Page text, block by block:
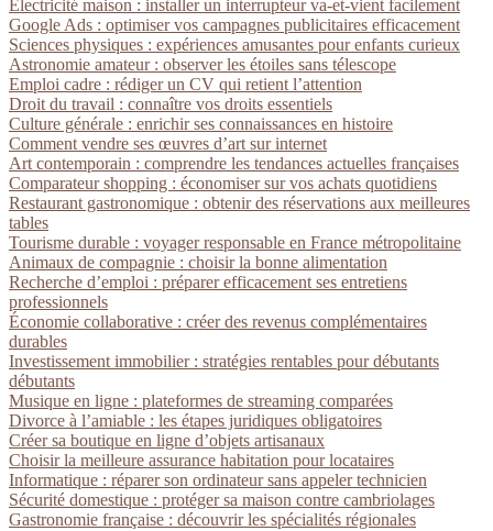
Électricité maison : installer un interrupteur va-et-vient facilement
Google Ads : optimiser vos campagnes publicitaires efficacement
Sciences physiques : expériences amusantes pour enfants curieux
Astronomie amateur : observer les étoiles sans télescope
Emploi cadre : rédiger un CV qui retient l’attention
Droit du travail : connaître vos droits essentiels
Culture générale : enrichir ses connaissances en histoire
Comment vendre ses œuvres d’art sur internet
Art contemporain : comprendre les tendances actuelles françaises
Comparateur shopping : économiser sur vos achats quotidiens
Restaurant gastronomique : obtenir des réservations aux meilleures
tables
Tourisme durable : voyager responsable en France métropolitaine
Animaux de compagnie : choisir la bonne alimentation
Recherche d’emploi : préparer efficacement ses entretiens
professionnels
Économie collaborative : créer des revenus complémentaires
durables
Investissement immobilier : stratégies rentables pour débutants
débutants
Musique en ligne : plateformes de streaming comparées
Divorce à l’amiable : les étapes juridiques obligatoires
Créer sa boutique en ligne d’objets artisanaux
Choisir la meilleure assurance habitation pour locataires
Informatique : réparer son ordinateur sans appeler technicien
Sécurité domestique : protéger sa maison contre cambriolages
Gastronomie française : découvrir les spécialités régionales